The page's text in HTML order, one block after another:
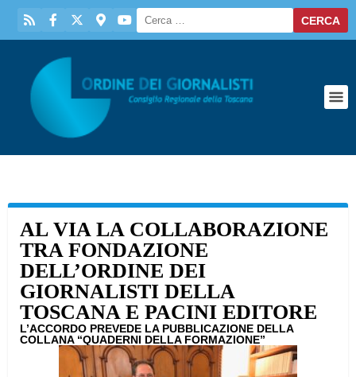
AL VIA LA COLLABORAZIONE
TRA FONDAZIONE
DELL’ORDINE DEI
GIORNALISTI DELLA
TOSCANA E PACINI EDITORE
L’ACCORDO PREVEDE LA PUBBLICAZIONE DELLA
COLLANA “QUADERNI DELLA FORMAZIONE”